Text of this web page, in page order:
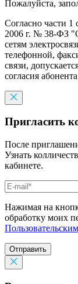
Пожалуйста,
Согласно части 1
2006 г. № 38-ФЗ
сетям
телефонной,
связи,
согласия
Пригласить
После
Узнать
кабинете.
Нажимая на
обработку моих
Отправить